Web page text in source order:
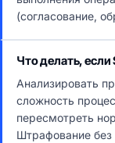
(согласование,
Что делать, если
Анализировать
сложность
пересмотреть
Штрафование без